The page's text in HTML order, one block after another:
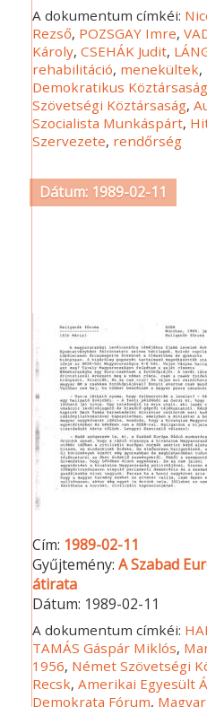
A dokumentum címkéi:
Rezső, POZSGAY Imre,
Károly,CSEHÁK Judit,
rehabilitáció, menekültek,
Demokratikus Köztársaság
Szövetségi Köztársaság,
Szocialista Munkáspárt,
Szervezete, rendőrség
Dátum: 1989-02-11
Cím: 1989-02-11
Gyűjtemény:A Szabad
átirata
Dátum: 1989-02-11
A dokumentum címkéi:
TAMÁS Gáspár Miklós,
1956, Német Szövetségi
Recsk,Amerikai Egyesült
Demokrata Fórum,